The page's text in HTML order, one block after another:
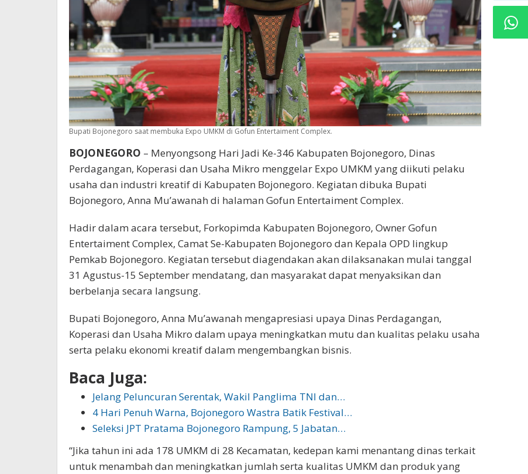
Bupati Bojonegoro saat membuka Expo UMKM di Gofun Entertaiment Complex.
BOJONEGORO – Menyongsong Hari Jadi Ke-346 Kabupaten Bojonegoro, Dinas
Perdagangan, Koperasi dan Usaha Mikro menggelar Expo UMKM yang diikuti pelaku
usaha dan industri kreatif di Kabupaten Bojonegoro. Kegiatan dibuka Bupati
Bojonegoro, Anna Mu’awanah di halaman Gofun Entertaiment Complex.
Hadir dalam acara tersebut, Forkopimda Kabupaten Bojonegoro, Owner Gofun
Entertaiment Complex, Camat Se-Kabupaten Bojonegoro dan Kepala OPD lingkup
Pemkab Bojonegoro. Kegiatan tersebut diagendakan akan dilaksanakan mulai tanggal
31 Agustus-15 September mendatang, dan masyarakat dapat menyaksikan dan
berbelanja secara langsung.
Bupati Bojonegoro, Anna Mu’awanah mengapresiasi upaya Dinas Perdagangan,
Koperasi dan Usaha Mikro dalam upaya meningkatkan mutu dan kualitas pelaku usaha
serta pelaku ekonomi kreatif dalam mengembangkan bisnis.
Baca Juga:
Jelang Peluncuran Serentak, Wakil Panglima TNI dan…
4 Hari Penuh Warna, Bojonegoro Wastra Batik Festival…
Seleksi JPT Pratama Bojonegoro Rampung, 5 Jabatan…
“Jika tahun ini ada 178 UMKM di 28 Kecamatan, kedepan kami menantang dinas terkait
untuk menambah dan meningkatkan jumlah serta kualitas UMKM dan produk yang